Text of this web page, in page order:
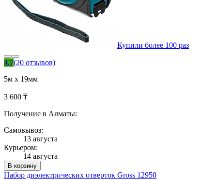
Купили более 100 раз
4.7(20 отзывов)
5м х 19мм
3 600 ₸
Получение в Алматы:
Самовывоз:
13 августа
Курьером:
14 августа
В корзину
Набор диэлектрических отверток Gross 12950